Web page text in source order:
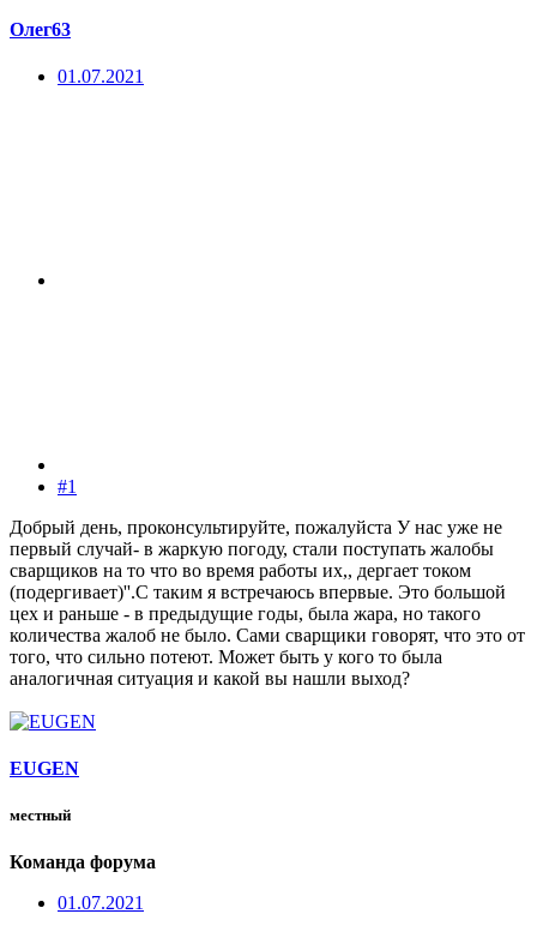
Олег63
01.07.2021
#1
Добрый день, проконсультируйте, пожалуйста У нас уже не
первый случай- в жаркую погоду, стали поступать жалобы
сварщиков на то что во время работы их,, дергает током
(подергивает)''.С таким я встречаюсь впервые. Это большой
цех и раньше - в предыдущие годы, была жара, но такого
количества жалоб не было. Сами сварщики говорят, что это от
того, что сильно потеют. Может быть у кого то была
аналогичная ситуация и какой вы нашли выход?
EUGEN
местный
Команда форума
01.07.2021